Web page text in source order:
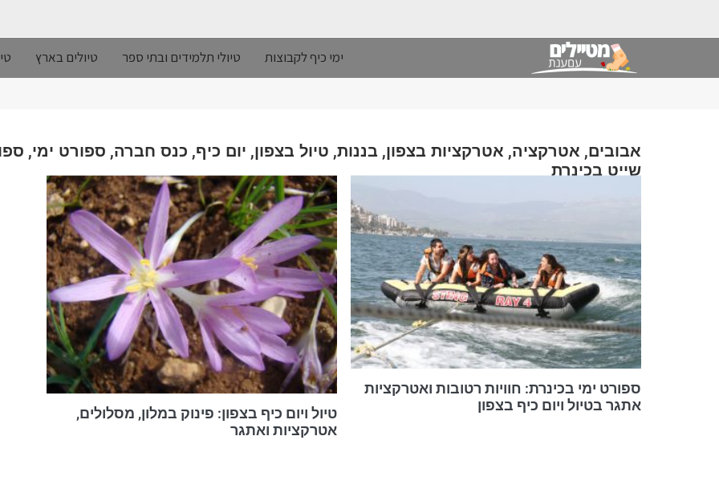
ימי כיף לקבוצות טיולי תלמידים ובתי ספר טיולים בארץ
אבובים, אטרקציה, אטרקציות בצפון, בננות, טיול בצפון, יום כיף, כנס חברה, ספורט ימי,
שייט בכינרת
ספורט ימי בכינרת: חוויות רטובות ואטרקציות
אתגר בטיול ויום כיף בצפון
טיול ויום כיף בצפון: פינוק במלון, מסלולים,
אטרקציות ואתגר